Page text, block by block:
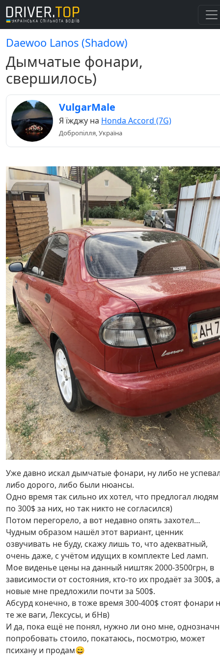
Daewoo Lanos (Shadow)
Дымчатые фонари,
свершилось)
VulgarMale
Я їжджу на Honda Accord (7G)
Добропілля, Україна
Уже давно искал дымчатые фонари, ну либо не
либо дорого, либо были нюансы.
Одно время так сильно их хотел, что предлогал людям
по 300$ за них, но так никто не согласился)
Потом перегорело, а вот недавно опять захотел…
Чудным образом нашёл этот вариант, ценник
озвучивать не буду, скажу лишь то, что адекватный,
очень даже, с учётом идущих в комплекте Led ламп.
Мое виденье цены на данный ништяк 2000-3500грн, в
зависимости от состояния, кто-то их продаёт за 300$, а
новые мне предложили почти за 500$.
Абсурд конечно, в тоже время 300-400$ стоят фонари
те же ваги, Лексусы, и бНв)
И да, пока ещё не понял, нужно ли оно мне,
попробовать стоило, покатаюсь, посмотрю, может
психану и продам😄